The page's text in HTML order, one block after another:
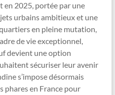
en 2025, portée par une
urbains ambitieux et une
en pleine mutation,
de vie exceptionnel,
devient une option
sécuriser leur avenir
s’impose désormais
phares en France pour